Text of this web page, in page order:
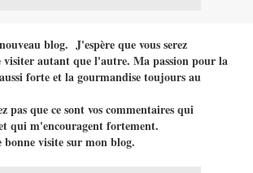
blog. J'espère que vous serez
autant que l'autre. Ma passion pour la
forte et la gourmandise toujours au
pas que ce sont vos commentaires qui
qui m'encouragent fortement.
bonne visite sur mon blog.